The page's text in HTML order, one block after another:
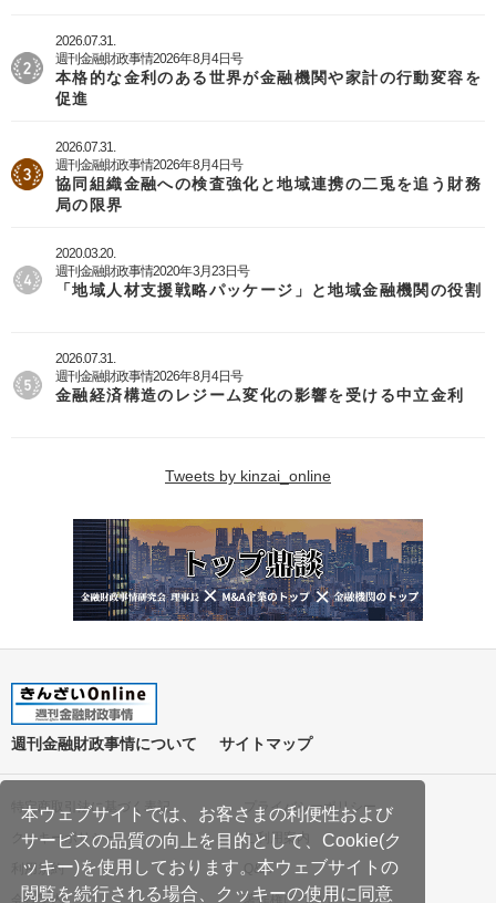
本ウェブサイトでは、お客さまの利便性および
サービスの品質の向上を目的として、Cookie(ク
ッキー)を使用しております。本ウェブサイトの
閲覧を続行される場合、クッキーの使用に同意
2026.07.31.
週刊金融財政事情2026年8月4日号
本格的な金利のある世界が金融機関や家計の行動変容を
促進
2026.07.31.
週刊金融財政事情2026年8月4日号
協同組織金融への検査強化と地域連携の二兎を追う財務
局の限界
2020.03.20.
週刊金融財政事情2020年3月23日号
「地域人材支援戦略パッケージ」と地域金融機関の役割
2026.07.31.
週刊金融財政事情2026年8月4日号
金融経済構造のレジーム変化の影響を受ける中立金利
Tweets by kinzai_online
週刊金融財政事情について サイトマップ
特定商取引法に基づく表記
プライバシーポリシー
クッキーポリシー
ご利用案内
利用規約
Q&A